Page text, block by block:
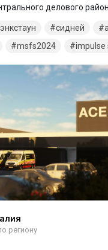
делового
сидней
msfs2024 impulse
региону